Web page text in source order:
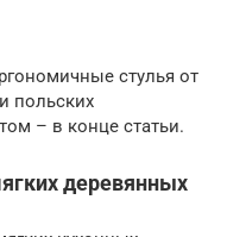
стулья от
польских
– в конце статьи.
деревянных